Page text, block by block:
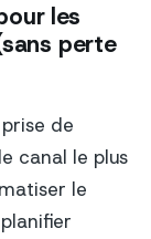
les
perte
de
canal le plus
le